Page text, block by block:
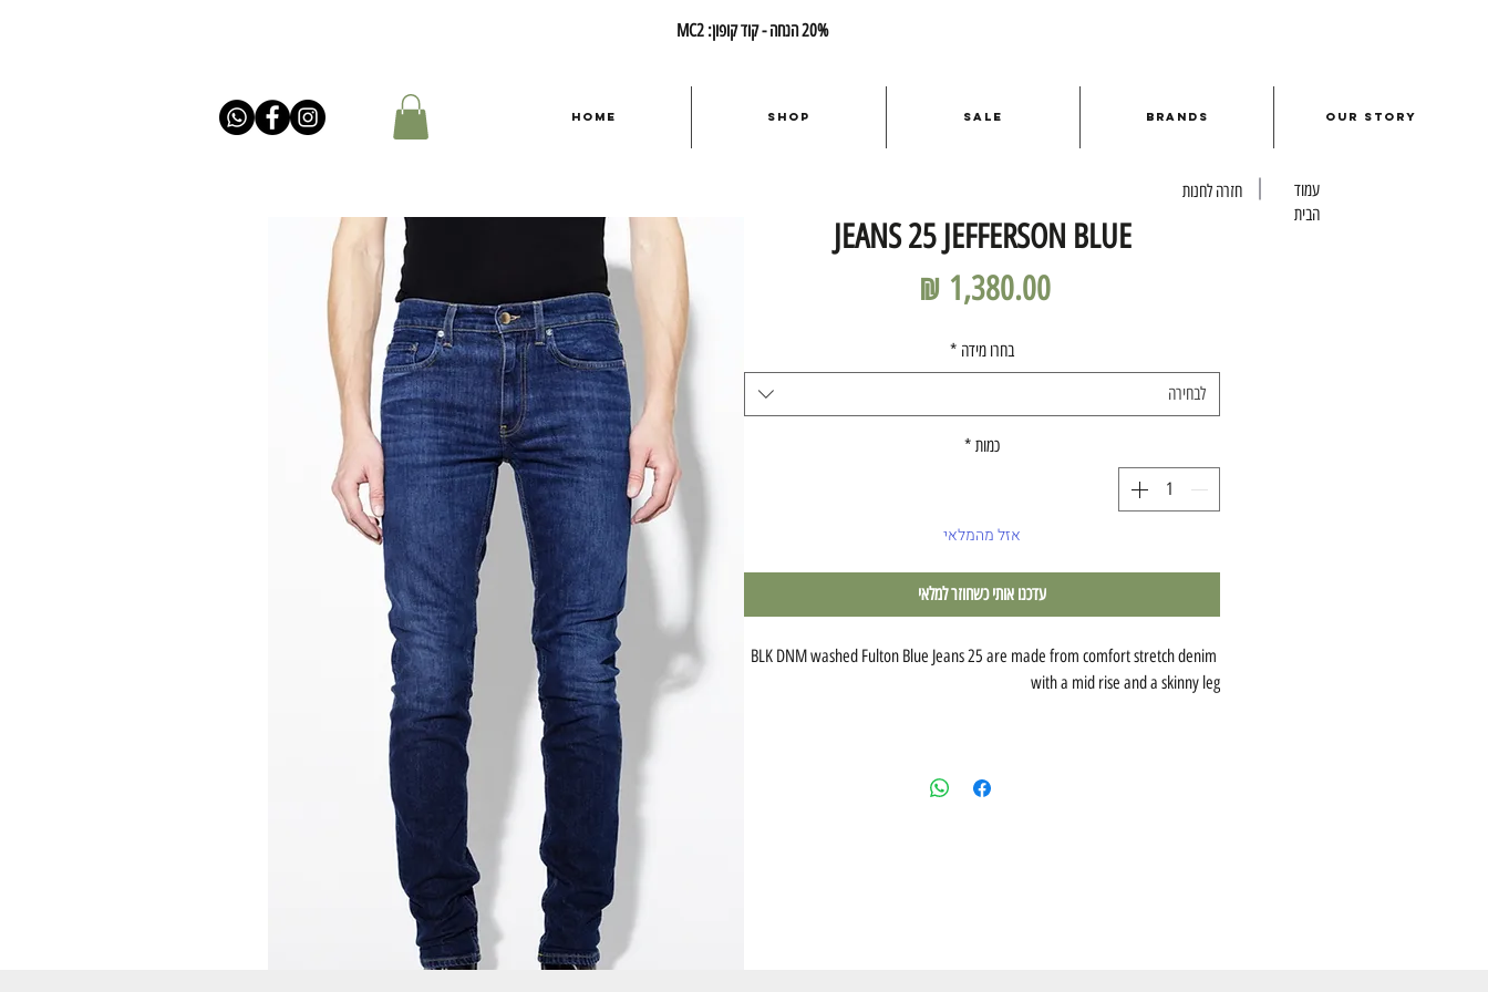
עמוד
הבית
חזרה לחנות
JEANS 25 JEFFERSON BLUE
בחרו מידה *
לבחירה
כמות *
אזל מהמלאי
עדכנו אותי כשחוזר למלאי
BLK DNM washed Fulton Blue Jeans 25 are made from comfort stretch denim
with a mid rise and a skinny leg
20% הנחה - קוד קופון: MC2
Home Shop Sale Brands Our Story